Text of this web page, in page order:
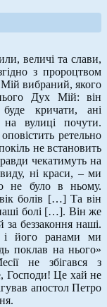
величі та слави,
з пророцтвом
вибраний, якого
Дух Мій: він
кричати, ані
вулиці почути.
ретельно
не встановить
чекатимуть на
ні краси, – ми
не було в ньому.
болів […] Та він
болі […]. Він же
беззаконня наші.
його ранами ми
поклав на нього»
не збігався з
Господи! Це хай не
апостол Петро